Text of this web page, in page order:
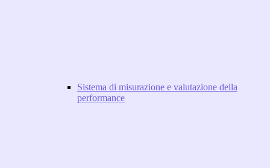
Sistema di misurazione e valutazione della
performance